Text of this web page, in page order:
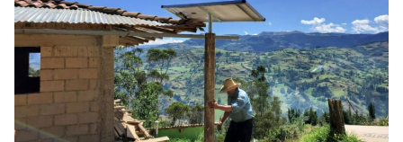
NOSOTROS
PROGRAMAS
PUBLICACIONES